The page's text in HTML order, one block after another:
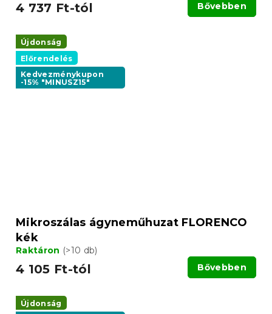
4 737 Ft-tól Bővebben
Újdonság
Előrendelés
Kedvezménykupon
-15% "MINUSZ15"
Mikroszálas ágyneműhuzat FLORENCO
kék
Raktáron (>10 db)
4 105 Ft-tól Bővebben
Újdonság